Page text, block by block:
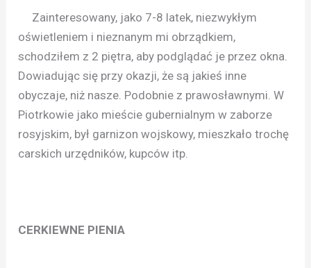
Zainteresowany, jako 7-8 latek, niezwykłym
oświetleniem i nieznanym mi obrządkiem,
schodziłem z 2 piętra, aby podglądać je przez okna.
Dowiadując się przy okazji, że są jakieś inne
obyczaje, niż nasze. Podobnie z prawosławnymi. W
Piotrkowie jako mieście gubernialnym w zaborze
rosyjskim, był garnizon wojskowy, mieszkało trochę
carskich urzędników, kupców itp.
CERKIEWNE PIENIA